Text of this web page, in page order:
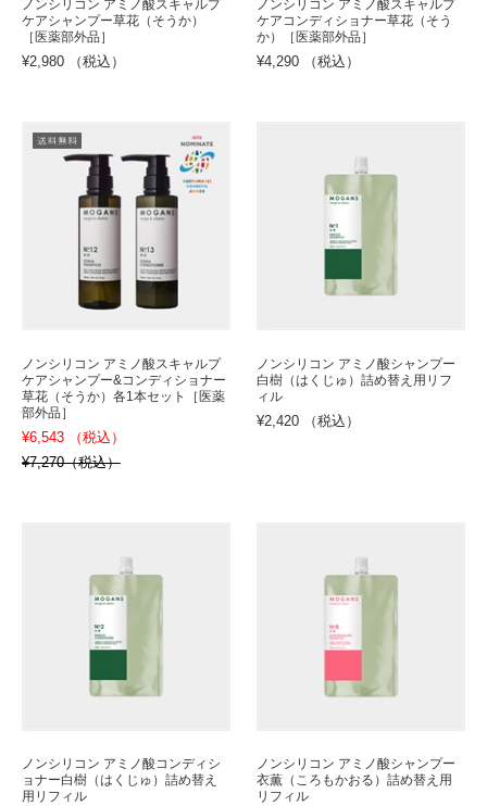
ノンシリコン アミノ酸スキャルプ
ケアシャンプー草花（そうか）
［医薬部外品］
¥2,980 （税込）
ノンシリコン アミノ酸スキャルプ
ケアコンディショナー草花（そう
か）［医薬部外品］
¥4,290 （税込）
ノンシリコン アミノ酸スキャルプ
ケアシャンプー&コンディショナー
草花（そうか）各1本セット［医薬
部外品］
¥6,543 （税込）
¥7,270（税込）
ノンシリコン アミノ酸シャンプー
白樹（はくじゅ）詰め替え用リフ
ィル
¥2,420 （税込）
ノンシリコン アミノ酸コンディシ
ョナー白樹（はくじゅ）詰め替え
用リフィル
ノンシリコン アミノ酸シャンプー
衣薫（ころもかおる）詰め替え用
リフィル